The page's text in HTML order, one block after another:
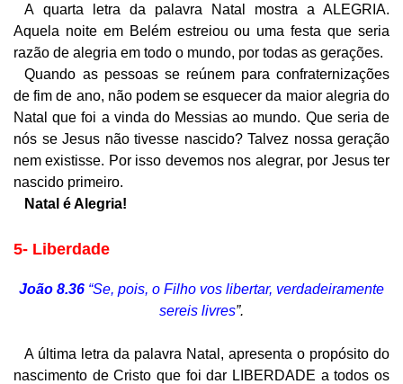
A quarta letra da palavra Natal mostra a ALEGRIA.
Aquela noite em Belém estreiou ou uma festa que seria
razão de alegria em todo o mundo, por todas as gerações.
Quando as pessoas se reúnem para confraternizações
de fim de ano, não podem se esquecer da maior alegria do
Natal que foi a vinda do Messias ao mundo. Que seria de
nós se Jesus não tivesse nascido? Talvez nossa geração
nem existisse. Por isso devemos nos alegrar, por Jesus ter
nascido primeiro.
Natal é Alegria!
5- Liberdade
João 8.36 “Se, pois, o Filho vos libertar, verdadeiramente
sereis livres”.
A última letra da palavra Natal, apresenta o propósito do
nascimento de Cristo que foi dar LIBERDADE a todos os